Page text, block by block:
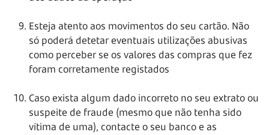
Esteja atento aos movimentos do seu cartão. Não
só poderá detetar eventuais utilizações abusivas
como perceber se os valores das compras que fez
foram corretamente registados
Caso exista algum dado incorreto no seu extrato ou
suspeite de fraude (mesmo que não tenha sido
vítima de uma), contacte o seu banco e as